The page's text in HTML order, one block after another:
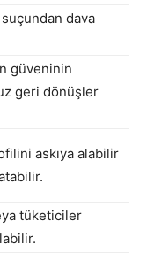
dava
güveninin
geri dönüşler
askıya alabilir
tüketiciler